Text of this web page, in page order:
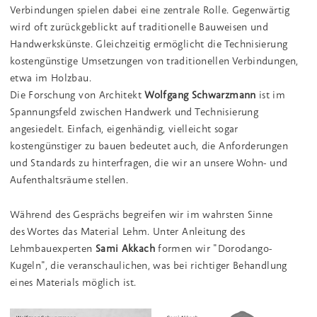
Verbindungen spielen dabei eine zentrale Rolle. Gegenwärtig
wird oft zurückgeblickt auf traditionelle Bauweisen und
Handwerkskünste. Gleichzeitig ermöglicht die Technisierung
kostengünstige Umsetzungen von traditionellen Verbindungen,
etwa im Holzbau.
Die Forschung von ArchitektWolfgang Schwarzmann ist im
Spannungsfeld zwischen Handwerk und Technisierung
angesiedelt. Einfach, eigenhändig, vielleicht sogar
kostengünstiger zu bauen bedeutet auch, die Anforderungen
und Standards zu hinterfragen, die wir an unsere Wohn- und
Aufenthaltsräume stellen.
Während des Gesprächs begreifen wir im wahrsten Sinne
des Wortes das Material Lehm. Unter Anleitung des
Lehmbauexperten Sami Akkachformen wir "Dorodango-
Kugeln", die veranschaulichen, was bei richtiger Behandlung
eines Materials möglich ist.